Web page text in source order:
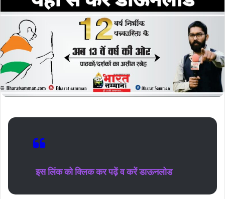
इस लिंक को क्लिक कर पढ़ें व करें डाऊनलोड